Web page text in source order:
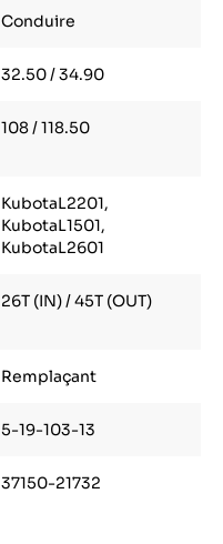
Conduire
32.50 / 34.90
108 / 118.50
KubotaL2201,
KubotaL1501,
KubotaL2601
26T (IN) / 45T (OUT)
Remplaçant
5-19-103-13
37150-21732